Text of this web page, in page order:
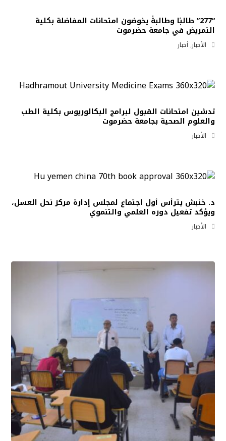
“277” طالبًا وطالبةً يخوضون امتحانات المفاضلة بكلية
التمريض في جامعة حضرموت
الأخبار,أخبار
تدشين امتحانات القبول لبرامج البكالوريوس بكلية الطب
والعلوم الصحية بجامعة حضرموت
الأخبار
د. خنبش يترأس أول اجتماع لمجلس إدارة مركز نحل العسل،
ويؤكد تفعيل دوره العلمي والتنموي
الأخبار